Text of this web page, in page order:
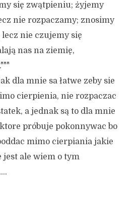
się zwątpieniu; żyjemy
nie rozpaczamy; znosimy
nie czujemy się
nas na ziemię,
dla mnie sa łatwe zeby sie
cierpienia, nie rozpaczac
a jednak są to dla mnie
próbuje pokonnywac bo
mimo cierpiania jakie
jest ale wiem o tym